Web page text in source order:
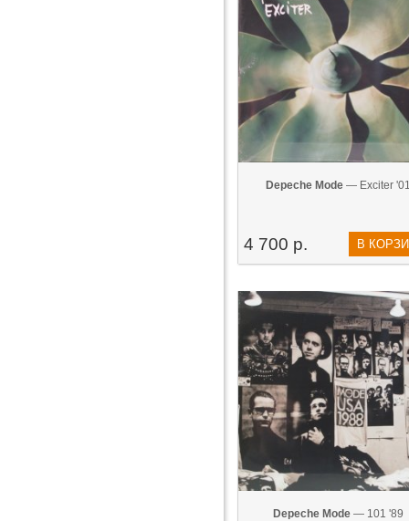
Depeche Mode — Exciter
4 700 р. В
Depeche Mode — 101 '89